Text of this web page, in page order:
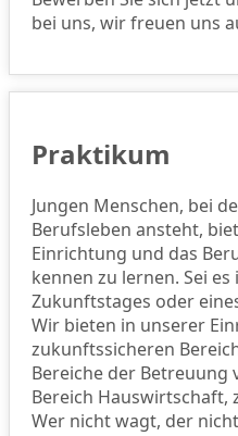
bei uns, wir freuen uns
Praktikum
Jungen Menschen, bei
Berufsleben ansteht,
Einrichtung und das
kennen zu lernen. Sei es
Zukunftstages oder
Wir bieten in unserer
zukunftssicheren
Bereiche der Betreuung
Bereich Hauswirtschaft,
Wer nicht wagt, der